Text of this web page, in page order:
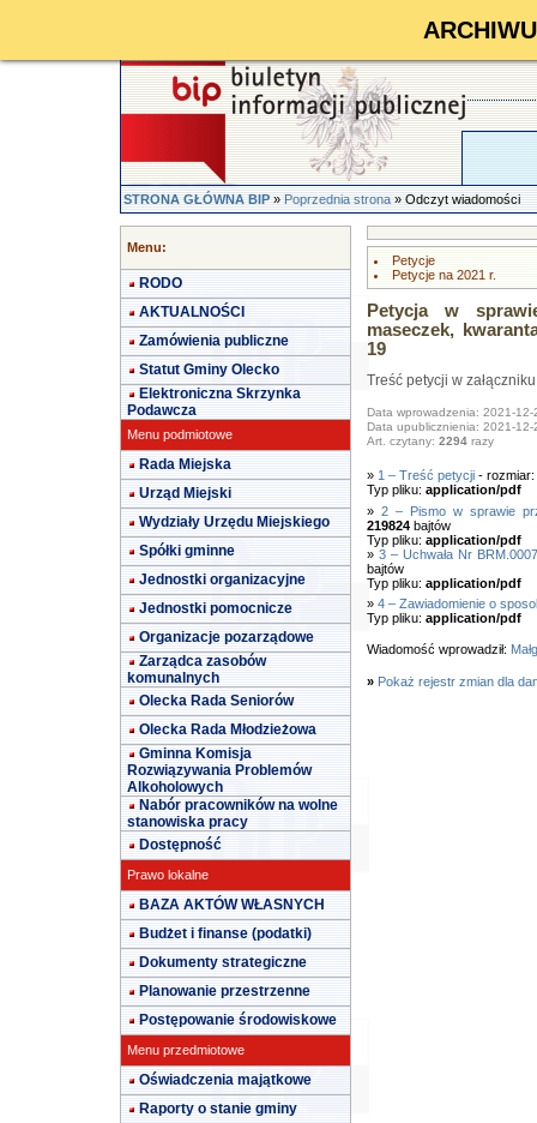
STRONA GŁÓWNA BIP»Poprzednia strona» Odczyt wiadomości
Menu:
RODO
AKTUALNOŚCI
Zamówienia publiczne
Statut Gminy Olecko
Elektroniczna Skrzynka
Podawcza
Menu podmiotowe
Rada Miejska
Urząd Miejski
Wydziały Urzędu Miejskiego
Spółki gminne
Jednostki organizacyjne
Jednostki pomocnicze
Organizacje pozarządowe
Zarządca zasobów
komunalnych
Olecka Rada Seniorów
Olecka Rada Młodzieżowa
Gminna Komisja
Rozwiązywania Problemów
Alkoholowych
Nabór pracowników na wolne
stanowiska pracy
Dostępność
Prawo lokalne
BAZA AKTÓW WŁASNYCH
Budżet i finanse (podatki)
Dokumenty strategiczne
Planowanie przestrzenne
Postępowanie środowiskowe
Menu przedmiotowe
Oświadczenia majątkowe
Raporty o stanie gminy
Petycje
Petycje na 2021 r.
Petycja w
maseczek,
19
Treść petycji w
Data wprowadzenia: 2021-12-
Data upublicznienia: 2021-12-
Art. czytany: 2294razy
» 1 – Treść petycji - rozmiar:
Typ pliku: application/pdf
» 2 – Pismo w sprawie
219824bajtów
Typ pliku: application/pdf
» 3 – Uchwała Nr
bajtów
Typ pliku: application/pdf
» 4 – Zawiadomienie o
Typ pliku: application/pdf
Wiadomość wprowadził:
» Pokaż rejestr zmian dla